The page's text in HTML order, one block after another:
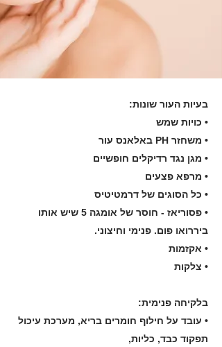
בעיות העור שונות:
• כויות שמש
• משחזר PH באלאנס עור
• מגן נגד רדיקלים חופשיים
• מרפא פצעים
• כל הסוגים של דרמטיטיס
• פסוריאז - חוסר של אומגה 5 שיש אותו
ביררואו פום. פנימי וחיצוני.
• אקזמות
• צלקות
בלקיחה פנימית:
• עובד על חילוף חומרים בריא, מערכת עיכול
תפקוד כבד, כליות,